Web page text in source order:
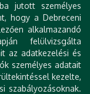
fórum
valamint
hallgatók
úti
Klub
jutott személyes
hogy a Debreceni
alkalmazandó
felülvizsgálta
az adatkezelési és
személyes adatait
kezelte,
szabályozásoknak.